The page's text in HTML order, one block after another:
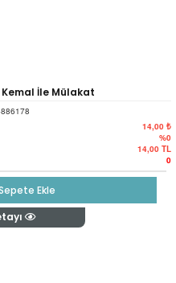
İle Mülakat
14,00 ₺
%0
14,00 TL
0
Ekle